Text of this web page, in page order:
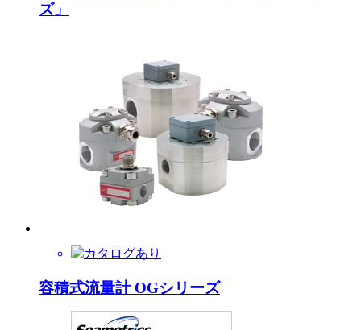
ズ」
容積式流量計 OGシリーズ